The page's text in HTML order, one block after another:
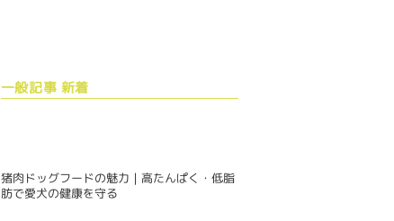
一般記事 新着
猪肉ドッグフードの魅力｜高たんぱく・低脂
肪で愛犬の健康を守る